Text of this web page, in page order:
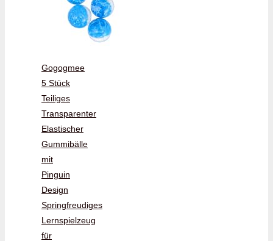
Gogogmee
5 Stück
Teiliges
Transparenter
Elastischer
Gummibälle
mit
Pinguin
Design
Springfreudiges
Lernspielzeug
für